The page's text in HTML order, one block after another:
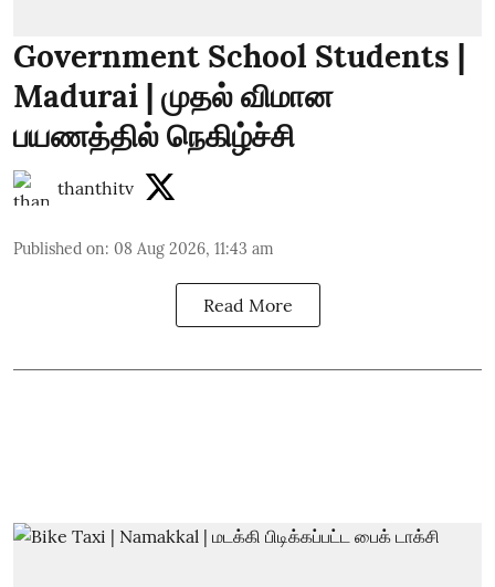
Government School Students |
Madurai | முதல் விமான
பயணத்தில் நெகிழ்ச்சி
thanthitv
Published on: 08 Aug 2026, 11:43 am
Read More